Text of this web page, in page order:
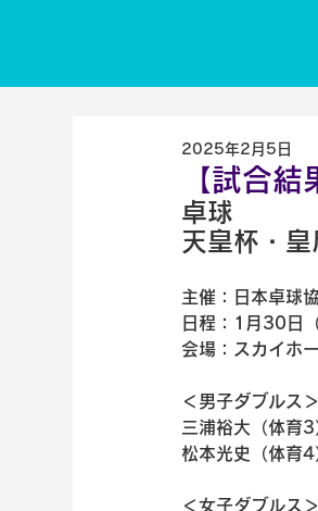
【試合
2025年2月5日
卓球
天皇杯・
主催：日本卓球
日程：1月30日
会場：スカイホ
＜男子ダブルス＞
三浦裕大（体育
松本光史（体育
＜女子ダブルス＞